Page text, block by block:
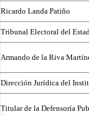
Ricardo Landa Patiño
Tribunal Electoral del
Armando de la Riva
Dirección Jurídica del
Titular de la Defensoría